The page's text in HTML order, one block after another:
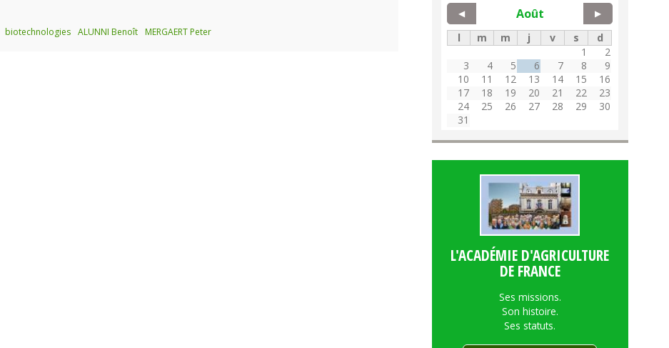
biotechnologies ALUNNI Benoît MERGAERT Peter
Août
◀ ▶
l m m j v s
d
1
2
3
4 5 6 7 8
9
10
11 12 13 14 15
16
17
18 19 20 21 22
23
24
25 26 27 28 29
30
31
L'ACADÉMIE D'AGRICULTURE
DE FRANCE
Ses missions.
Son histoire.
Ses statuts.